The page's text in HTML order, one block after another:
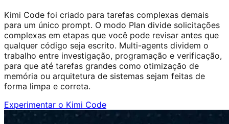
Kimi Code foi criado para tarefas complexas demais
para um único prompt. O modo Plan divide solicitações
complexas em etapas que você pode revisar antes que
qualquer código seja escrito. Multi-agents dividem o
trabalho entre investigação, programação e verificação,
para que até tarefas grandes como otimização de
memória ou arquitetura de sistemas sejam feitas de
forma limpa e correta.
Experimentar o Kimi Code